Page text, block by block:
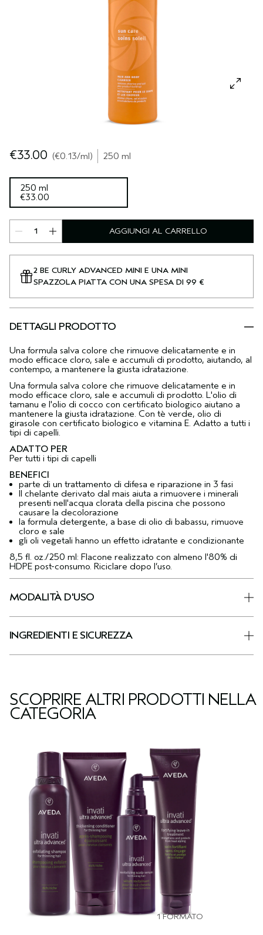
CUOIO CAPELLUTO SENSIBILE
TUTTE LE COLLEZIONI
€33.00 €0.13/ml 250 ml
250 ml
€33.00
AGGIUNGI AL CARRELLO
2 BE CURLY ADVANCED MINI E UNA MINI
SPAZZOLA PIATTA CON UNA SPESA DI 99 €
DETTAGLI PRODOTTO
Una formula salva colore che rimuove delicatamente e in
modo efficace cloro, sale e accumuli di prodotto, aiutando, al
contempo, a mantenere la giusta idratazione.
Una formula salva colore che rimuove delicatamente e in
modo efficace cloro, sale e accumuli di prodotto. L'olio di
tamanu e l'olio di cocco con certificato biologico aiutano a
mantenere la giusta idratazione. Con tè verde, olio di
girasole con certificato biologico e vitamina E. Adatto a tutti i
tipi di capelli.
ADATTO PER
Per tutti i tipi di capelli
BENEFICI
parte di un trattamento di difesa e riparazione in 3 fasi
Il chelante derivato dal mais aiuta a rimuovere i minerali
presenti nell'acqua clorata della piscina che possono
causare la decolorazione
la formula detergente, a base di olio di babassu, rimuove
cloro e sale
gli oli vegetali hanno un effetto idratante e condizionante
8,5 fl. oz./250 ml: Flacone realizzato con almeno l'80% di
HDPE post-consumo. Riciclare dopo l’uso.
MODALITÀ D'USO
INGREDIENTI E SICUREZZA
SCOPRIRE ALTRI PRODOTTI NELLA
CATEGORIA
1 FORMATO